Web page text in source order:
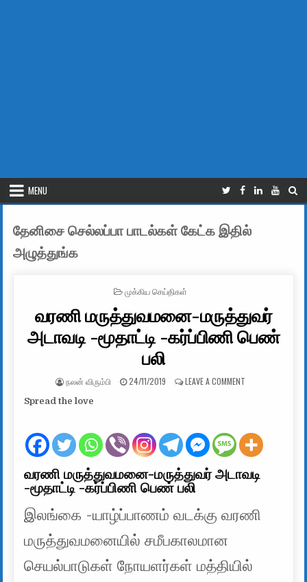
MENU
தேனிசை செல்லப்பா பாடல்கள் கேட்க இதில்
அழுத்துங்க
POSTED IN
முக்கிய செய்திகள்
வரணி மருத்துவமனை-மருத்துவர்
அடாவடி -மூதாட்டி -கர்ப்பிணி பெண்
பலி
AUTHOR:
நலன் விரும்பி PUBLISHED DATE:
24/11/2019 LEAVE A COMMENTON வரணி
Spread the love
வரணி மருத்துவமனை-மருத்துவர் அடாவடி
-மூதாட்டி -கர்ப்பிணி பெண் பலி
இலங்கை -யாழ்ப்பாணம் வடக்கு வரணி
மருத்துவமனையில் சமீபகாலமான
செயல்பாடுகள் நோயளர்கள் மத்தியில்